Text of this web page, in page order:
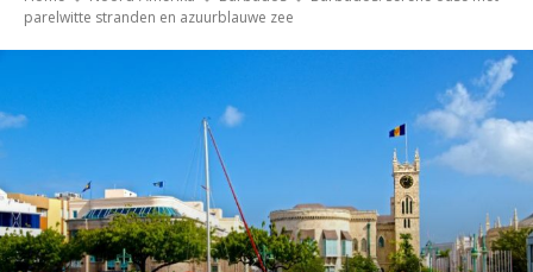
parelwitte stranden en azuurblauwe zee